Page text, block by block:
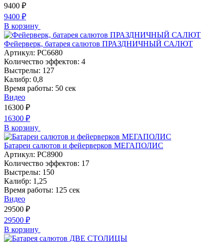
9400 ₽
9400 ₽
В корзину
Фейерверк, батарея салютов ПРАЗДНИЧНЫЙ САЛЮТ
Артикул: РС6680
Количество эффектов: 4
Выстрелы: 127
Калибр: 0,8
Время работы: 50 сек
Видео
16300 ₽
16300 ₽
В корзину
Батареи салютов и фейерверков МЕГАПОЛИС
Артикул: РС8900
Количество эффектов: 17
Выстрелы: 150
Калибр: 1,25
Время работы: 125 сек
Видео
29500 ₽
29500 ₽
В корзину